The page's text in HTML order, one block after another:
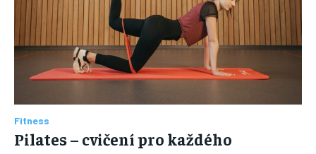
Fitness
Pilates – cvičení pro každého